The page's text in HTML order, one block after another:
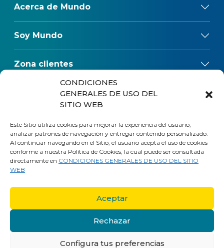
CONDICIONES
GENERALES DE USO DEL
SITIO WEB
Este Sitio utiliza cookies para mejorar la experiencia del usuario,
analizar patrones de navegación y entregar contenido personalizado.
Al continuar navegando en el Sitio, el usuario acepta el uso de cookies
conforme a nuestra Política de Cookies, la cual puede ser consultada
directamente en CONDICIONES GENERALES DE USO DEL SITIO
WEB
Aceptar
Rechazar
Configura tus preferencias
Acerca de Mundo
Soy Mundo
Zona clientes
Regulaciones